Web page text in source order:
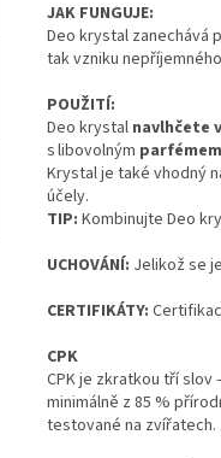
JAK FUNGUJE:
Deo krystal zanechává
tak vzniku
POUŽITÍ:
Deo krystal navlhčete
s libovolným parfémem
Krystal je také vhodný
účely.
TIP: Kombinujte Deo
UCHOVÁNÍ: Jelikož se
CERTIFIKÁTY:
CPK
CPK je zkratkou tří
minimálně z 85 %
testované na zvířatech.